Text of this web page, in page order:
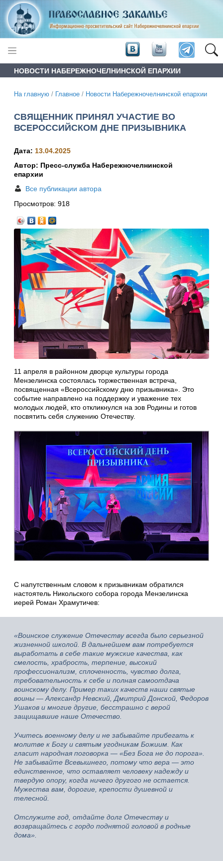
НОВОСТИ НАБЕРЕЖНОЧЕЛНИНСКОЙ ЕПАРХИИ
На главную / Главное / Новости Набережночелнинской епархии
СВЯЩЕННИК ПРИНЯЛ УЧАСТИЕ ВО
ВСЕРОССИЙСКОМ ДНЕ ПРИЗЫВНИКА
Дата: 13.04.2025
Автор: Пресс-служба Набережночелнинской
епархии
Все публикации автора
Просмотров: 918
11 апреля в районном дворце культуры города
Мензелинска состоялась торжественная встреча,
посвященная «Всероссийскому дню призывника». Это
событие направлено на поддержку и уважение тех
молодых людей, кто откликнулся на зов Родины и готов
посвятить себя служению Отечеству.
С напутственным словом к призывникам обратился
настоятель Никольского собора города Мензелинска
иерей Роман Храмутичев:
«Воинское служение Отечеству всегда было серьезной
жизненной школой. В дальнейшем вам потребуется
выработать в себе такие мужские качества, как
смелость, храбрость, терпение, высокий
профессионализм, сплоченность, чувство долга,
требовательность к себе и полная самоотдача
воинскому делу. Пример таких качеств наши святые
воины —Александр Невский, Дмитрий Донской, Федоров
Ушаков и многие другие, бесстрашно с верой
защищавшие наше Отечество.
Учитесь военному делу и не забывайте прибегать к
молитве к Богу и святым угодникам Божиим. Как
гласит народная поговорка — «Без Бога не до порога».
Не забывайте Всевышнего, потому что вера — это
единственное, что оставляет человеку надежду и
твердую опору, когда ничего другого не остается.
Мужества вам, дорогие, крепости душевной и
телесной.
Отслужите год, отдайте долг Отечеству и
возвращайтесь с гордо поднятой головой в родные
дома».